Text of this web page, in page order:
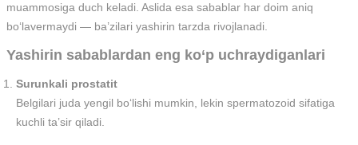
muammosiga duch keladi. Aslida esa sabablar har doim aniq
bo‘lavermaydi — ba’zilari yashirin tarzda rivojlanadi.
Yashirin sabablardan eng ko‘p uchraydiganlari
Surunkali prostatit
Belgilari juda yengil bo‘lishi mumkin, lekin spermatozoid sifatiga
kuchli ta’sir qiladi.